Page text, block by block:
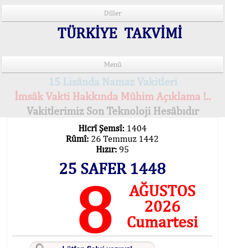
Diller
TÜRKİYE TAKVİMİ
Menü
15 Lisânda Namaz Vakitleri
İmsâk Vakti Hakkında Mühim Açıklama !..
Vakitlerimiz Son Teknoloji Hesâbıdır
Hicrî Şemsî: 1404
Rûmî: 26 Temmuz 1442
Hızır: 95
25 SAFER 1448
8
AĞUSTOS
2026
Cumartesi